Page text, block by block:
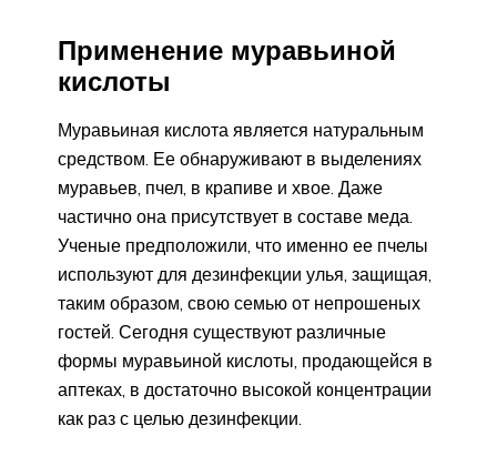
Применение муравьиной
кислоты
Муравьиная кислота является натуральным
средством. Ее обнаруживают в выделениях
муравьев, пчел, в крапиве и хвое. Даже
частично она присутствует в составе меда.
Ученые предположили, что именно ее пчелы
используют для дезинфекции улья, защищая,
таким образом, свою семью от непрошеных
гостей. Сегодня существуют различные
формы муравьиной кислоты, продающейся в
аптеках, в достаточно высокой концентрации
как раз с целью дезинфекции.